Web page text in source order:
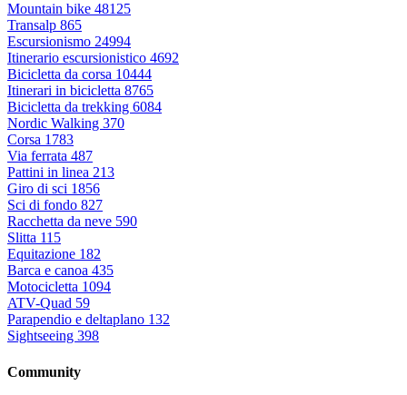
Mountain bike 48125
Transalp 865
Escursionismo 24994
Itinerario escursionistico 4692
Bicicletta da corsa 10444
Itinerari in bicicletta 8765
Bicicletta da trekking 6084
Nordic Walking 370
Corsa 1783
Via ferrata 487
Pattini in linea 213
Giro di sci 1856
Sci di fondo 827
Racchetta da neve 590
Slitta 115
Equitazione 182
Barca e canoa 435
Motocicletta 1094
ATV-Quad 59
Parapendio e deltaplano 132
Sightseeing 398
Community